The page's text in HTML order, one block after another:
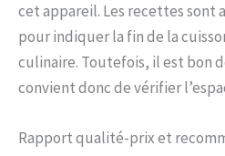
cet appareil. Les recettes sont
pour indiquer la fin de la
culinaire. Toutefois, il est bon
convient donc de vérifier
Rapport qualité-prix et